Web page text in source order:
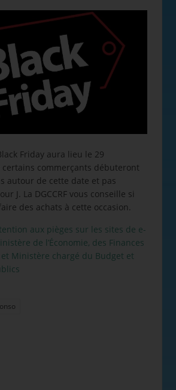
Friday aura lieu le 29
certains commerçants débuteront
autour de cette date et pas
J. La DGCCRF vous conseille si
des achats à cette occasion.
aux pièges sur les sites de e-
de l’Économie, des Finances
Ministère chargé du Budget et